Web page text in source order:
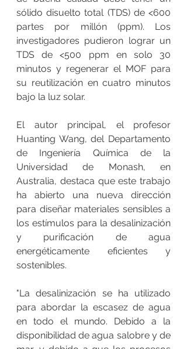
sólido disuelto total (TDS) de <600
partes por millón (ppm). Los
investigadores pudieron lograr un
TDS de <500 ppm en solo 30
minutos y regenerar el MOF para
su reutilización en cuatro minutos
bajo la luz solar.
El autor principal, el profesor
Huanting Wang, del Departamento
de Ingeniería Química de la
Universidad de Monash, en
Australia, destaca que este trabajo
ha abierto una nueva dirección
para diseñar materiales sensibles a
los estímulos para la desalinización
y purificación de agua
energéticamente eficientes y
sostenibles.
"La desalinización se ha utilizado
para abordar la escasez de agua
en todo el mundo. Debido a la
disponibilidad de agua salobre y de